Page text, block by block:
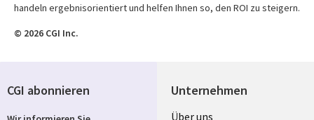
handeln ergebnisorientiert und helfen Ihnen so, den ROI zu steigern.
© 2026 CGI Inc.
Unternehmen
Über uns
CGI abonnieren